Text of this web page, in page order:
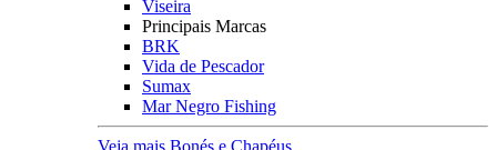
Viseira
Principais Marcas
BRK
Vida de Pescador
Sumax
Mar Negro Fishing
Veja mais Bonés e Chapéus